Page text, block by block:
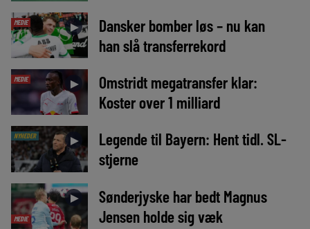
MEDIE ►
Dansker bomber løs – nu kan
han slå transferrekord
MEDIE ►
Omstridt megatransfer klar:
Koster over 1 milliard
NYHEDER ►
Legende til Bayern: Hent tidl. SL-
stjerne
MEDIE
►
Sønderjyske har bedt Magnus
Jensen holde sig væk